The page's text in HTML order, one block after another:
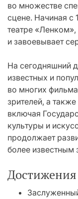
во множестве
сцене. Начиная с
театре
и завоевывает
На сегодняшний
известных и
во многих
зрителей, а
включая
культуры и
продолжает
более известным
Достижения